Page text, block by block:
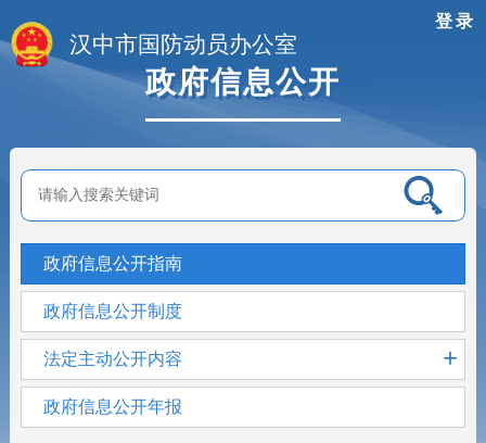
登录
汉中市国防动员办公室
政府信息公开
政府信息公开指南
政府信息公开制度
法定主动公开内容 +
政府信息公开年报